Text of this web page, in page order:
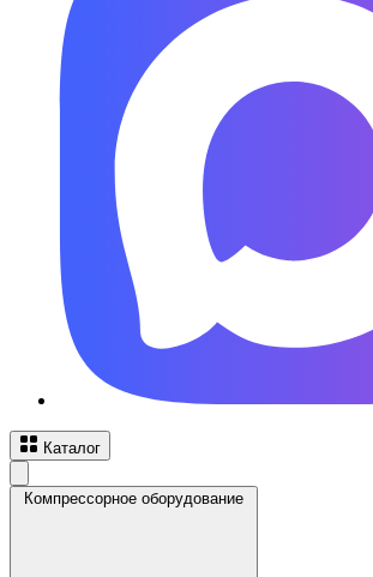
Каталог
Компрессорное оборудование